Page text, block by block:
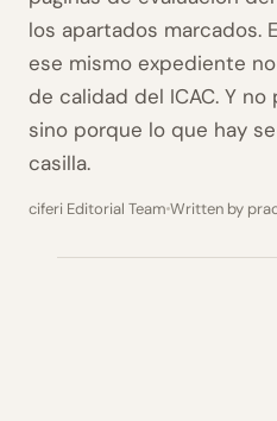
los apartados marcados.
ese mismo expediente
de calidad del ICAC. Y
sino porque lo que hay
casilla.
ciferi Editorial Team Written by